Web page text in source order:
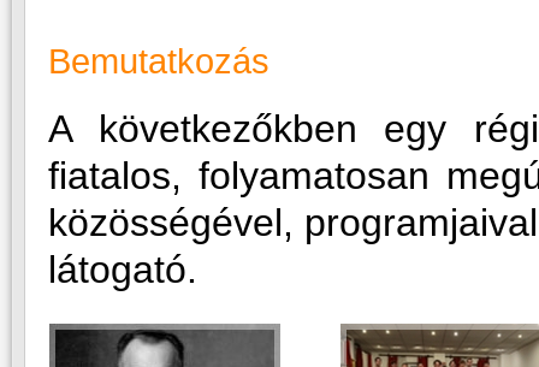
Bemutatkozás
A következőkben egy
fiatalos, folyamatosan
közösségével,
látogató.